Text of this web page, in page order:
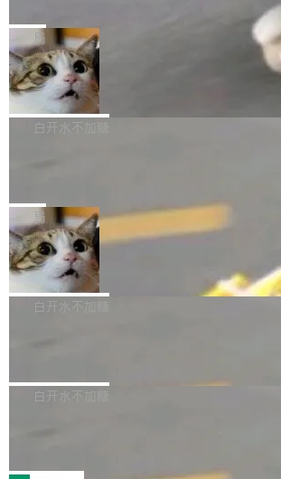
库的竞争和爆炸半径问题在设计层面就被消除
了。 闲置的 cell 会休眠到几乎不占资源。当
l 迁移或唤醒时，新宿主从 S3 恢复 SQLite 数
库继续执行。存储库是持久化的唯一真相...
Fold8 / Z Flip8）外，其余要么是中低端机器
例如iQOO Z11i、REDMI Note 17、REDMI
te 17 Pro、OPPO K15，要么是vivo X300 E
样的次旗舰。 Galaxy Z Fold8 Ultra / Z
Z Flip8三款折叠屏新机均在7月22日发布，且全
部搭载骁龙8 Elite Gen5 for Galaxy，它们本
Zed 编辑器团队发布了新项目——DeltaDB，一
个在 git commit 之间记录每一次编辑操作的版
本控制系统。目前处于 Early Access 阶段。
ltaDB 的核心思路直接写在 landing page 最显
眼的位置：「Software is made between com
mits」——软件是在 commit 之间写出来的。
是把这段空隙补上。 回退到任何一次编辑：Delt
aDB 捕获 commit 之间的每一次操作，...
局
SpaceXAI 单季资本开支达 183 亿美元
根据风险投资人Tomer Tunguz 博客（VC 分
析）披露的最新分析与第二季度业绩报告，Spac
微软同期总资本开支的四成。 与亚马逊、Alpha
bet、微软以及 Meta 等传统科技巨头相比，Spa
ceXAI的资金消耗速度尤为引人瞩目。然而，支
撑庞大支出的资金来源却呈现出截然不同的面
貌。数据显示，微软和 Meta 主要依托充沛的
白开水不加糖
一个在终端里运行的编程 agent；Muse Spark
1.2，驱动这个 agent 的新模型。一句话概括：
你可以用 curl -fsSL https://dev.meta.ai/install.
sh | bash 安装一个能在大项目里自动规划、写
代码、验证结果的 AI 终端工具。 据介绍，
个主 agent 循环，外加一组后台 agent。这些后
局
美团开源 LoHoSearch，用知识图谱校
准 AI 能力认知
机器出题的前提，是让机器拥有全局视野。整
构建流程可以分为四个环节：建图 → 控制难度
白开水不加糖
库，并将作为transport接入Mooncake TENT。
白开水不加糖